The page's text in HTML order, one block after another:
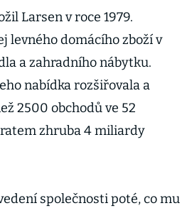
Larsen v roce 1979.
levného domácího zboží v
a zahradního nábytku.
nabídka rozšiřovala a
2500 obchodů ve 52
zhruba 4 miliardy
společnosti poté, co mu